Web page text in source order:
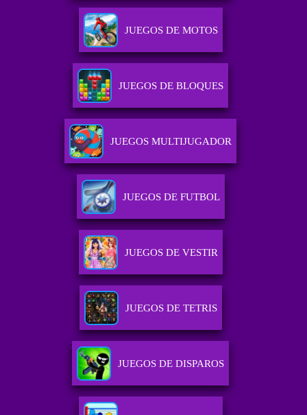
JUEGOS DE MOTOS
JUEGOS DE BLOQUES
JUEGOS MULTIJUGADOR
JUEGOS DE FUTBOL
JUEGOS DE VESTIR
JUEGOS DE TETRIS
JUEGOS DE DISPAROS